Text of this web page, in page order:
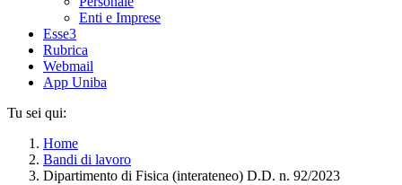
Enti e Imprese
Esse3
Rubrica
Webmail
App Uniba
Tu sei qui:
Home
Bandi di lavoro
Dipartimento di Fisica (interateneo) D.D. n. 92/2023